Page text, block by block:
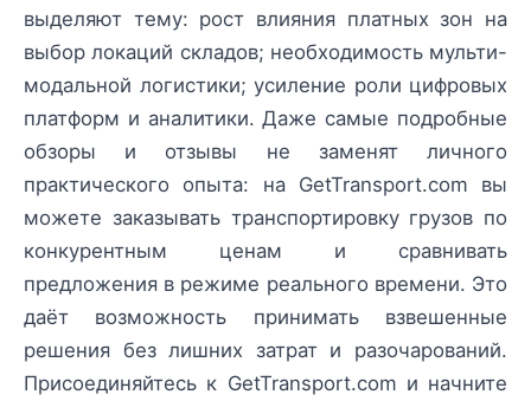
выделяют тему: рост влияния платных зон на
выбор локаций складов; необходимость мульти-
модальной логистики; усиление роли цифровых
платформ и аналитики. Даже самые подробные
обзоры и отзывы не заменят личного
практического опыта: на GetTransport.com вы
можете заказывать транспортировку грузов по
конкурентным ценам и сравнивать
предложения в режиме реального времени. Это
даёт возможность принимать взвешенные
решения без лишних затрат и разочарований.
Присоединяйтесь к GetTransport.com и начните